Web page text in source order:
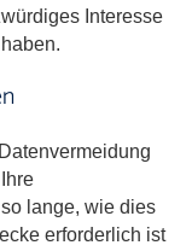
Interesse
lange, wie dies
erforderlich ist